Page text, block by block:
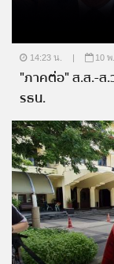
14:23 น. 10
"ภาคต่อ" ส.ส.-ส.
รธน.